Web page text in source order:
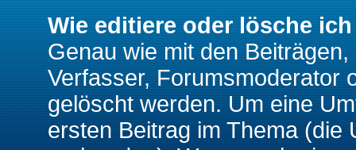
Wie editiere oder lösche
Genau wie mit den
Verfasser, Forumsmoderator
gelöscht werden. Um eine
ersten Beitrag im Thema (die